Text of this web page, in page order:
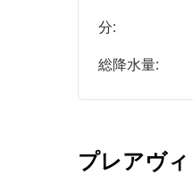
分:
総降水量:
プレアヴ